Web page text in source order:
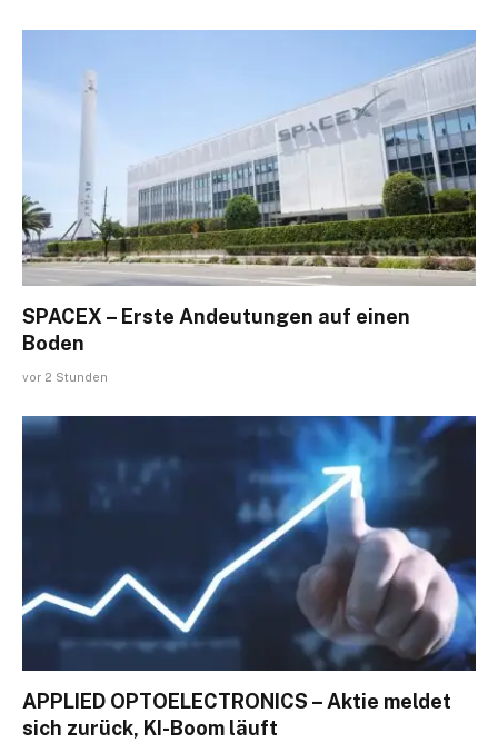
SPACEX – Erste Andeutungen auf einen
Boden
vor 2 Stunden
APPLIED OPTOELECTRONICS – Aktie meldet
sich zurück, KI-Boom läuft